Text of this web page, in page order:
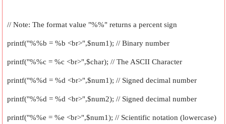
// Note: The format value "%%" returns a percent sign
printf("%%b = %b <br>",$num1); // Binary number
printf("%%c = %c <br>",$char); // The ASCII Character
printf("%%d = %d <br>",$num1); // Signed decimal number
printf("%%d = %d <br>",$num2); // Signed decimal number
printf("%%e = %e <br>",$num1); // Scientific notation (lowercase)